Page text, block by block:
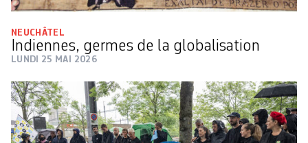
NEUCHÂTEL
Indiennes, germes de la globalisation
LUNDI 25 MAI 2026